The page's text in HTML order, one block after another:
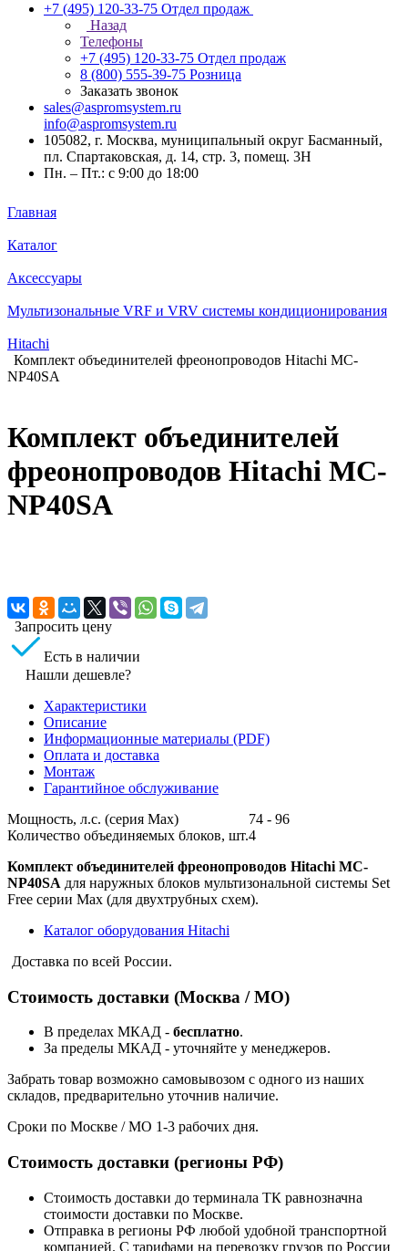
+7 (495) 120-33-75 Отдел продаж
Назад
Телефоны
+7 (495) 120-33-75 Отдел продаж
8 (800) 555-39-75 Розница
Заказать звонок
sales@aspromsystem.ru
info@aspromsystem.ru
105082, г. Москва, муниципальный округ Басманный,
пл. Спартаковская, д. 14, стр. 3, помещ. 3Н
Пн. – Пт.: с 9:00 до 18:00
Главная
Каталог
Аксессуары
Мультизональные VRF и VRV системы кондиционирования
Hitachi
Комплект объединителей фреонопроводов Hitachi MC-
NP40SA
Комплект объединителей
фреонопроводов Hitachi MC-
NP40SA
Запросить цену
Есть в наличии
Нашли дешевле?
Характеристики
Описание
Информационные материалы (PDF)
Оплата и доставка
Монтаж
Гарантийное обслуживание
Мощность, л.с. (серия Max)
74 - 96
Количество объединяемых блоков, шт.4
Комплект объединителей фреонопроводов Hitachi MC-
NP40SA для наружных блоков мультизональной системы Set
Free серии Max (для двухтрубных схем).
Каталог оборудования Hitachi
Доставка по всей России.
Стоимость доставки (Москва / МО)
В пределах МКАД - бесплатно.
За пределы МКАД - уточняйте у менеджеров.
Забрать товар возможно самовывозом с одного из наших
складов, предварительно уточнив наличие.
Сроки по Москве / МО 1-3 рабочих дня.
Стоимость доставки (регионы РФ)
Стоимость доставки до терминала ТК равнозначна
стоимости доставки по Москве.
Отправка в регионы РФ любой удобной транспортной
компанией. С тарифами на перевозку грузов по России